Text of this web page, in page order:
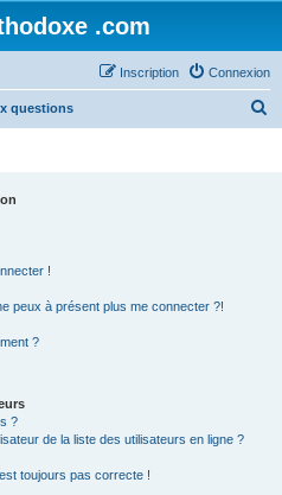
.com
Connexion
Inscription
questions
!
peux à présent plus me connecter ?!
?
?
de la liste des utilisateurs en ligne ?
toujours pas correcte !